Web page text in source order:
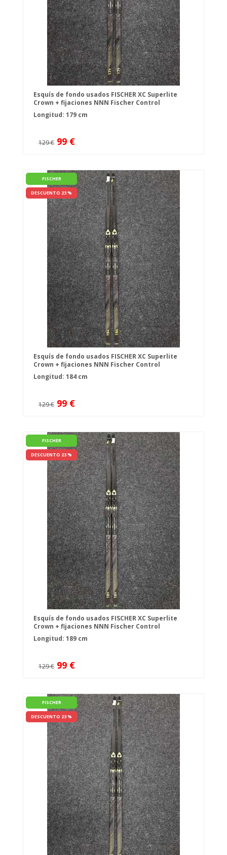
Esquís de fondo usados FISCHER XC Superlite
Crown + fijaciones NNN Fischer Control
Longitud: 179 cm
129 € 99 €
FISCHER
DESCUENTO 23 %
Esquís de fondo usados FISCHER XC Superlite
Crown + fijaciones NNN Fischer Control
Longitud: 184 cm
129 € 99 €
FISCHER
DESCUENTO 23 %
Esquís de fondo usados FISCHER XC Superlite
Crown + fijaciones NNN Fischer Control
Longitud: 189 cm
129 € 99 €
FISCHER
DESCUENTO 23 %